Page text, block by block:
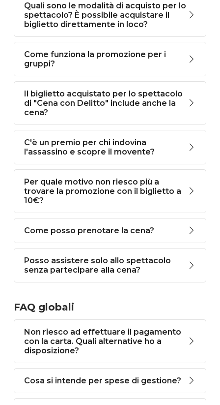
Quali sono le modalità di acquisto per lo
spettacolo? È possibile acquistare il
biglietto direttamente in loco?
Come funziona la promozione per i
gruppi?
Il biglietto acquistato per lo spettacolo
di "Cena con Delitto" include anche la
cena?
C'è un premio per chi indovina
l'assassino e scopre il movente?
Per quale motivo non riesco più a
trovare la promozione con il biglietto a
10€?
Come posso prenotare la cena?
Posso assistere solo allo spettacolo
senza partecipare alla cena?
FAQ globali
Non riesco ad effettuare il pagamento
con la carta. Quali alternative ho a
disposizione?
Cosa si intende per spese di gestione?